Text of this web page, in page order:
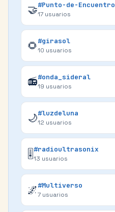
🤝#Punto-de-Encuentro
17 usuarios
🌻#girasol
10 usuarios
📻#onda_sideral
19 usuarios
🌙#luzdeluna
12 usuarios
🎚️ #radioultrasonix
13 usuarios
🌌#Multiverso
7 usuarios